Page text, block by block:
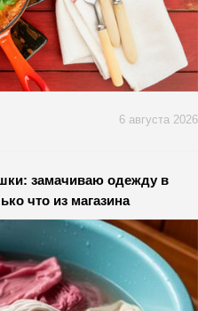
6 августа 2026
замачиваю одежду в
что из магазина